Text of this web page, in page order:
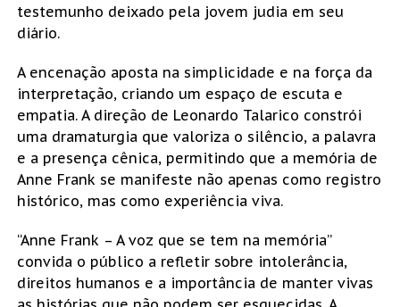
testemunho deixado pela jovem judia em seu
diário.
A encenação aposta na simplicidade e na força da
interpretação, criando um espaço de escuta e
empatia. A direção de Leonardo Talarico constrói
uma dramaturgia que valoriza o silêncio, a palavra
e a presença cênica, permitindo que a memória de
Anne Frank se manifeste não apenas como registro
histórico, mas como experiência viva.
“Anne Frank – A voz que se tem na memória”
convida o público a refletir sobre intolerância,
direitos humanos e a importância de manter vivas